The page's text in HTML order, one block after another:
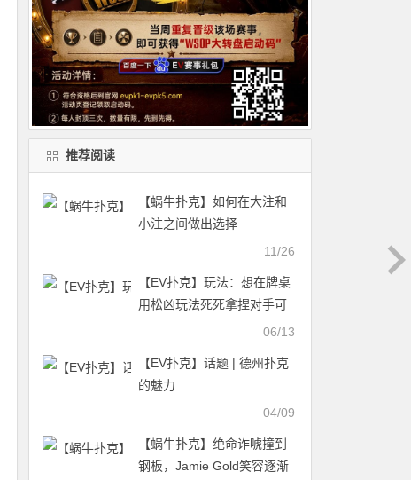
推荐阅读
【蜗牛扑克】​如何在大注和
小注之间做出选择
11/26
【EV扑克】玩法：想在牌桌
用松凶玩法死死拿捏对手可
06/13
【EV扑克】话题 | 德州扑克
的魅力
04/09
【蜗牛扑克】绝命诈唬撞到
钢板，Jamie Gold笑容逐渐